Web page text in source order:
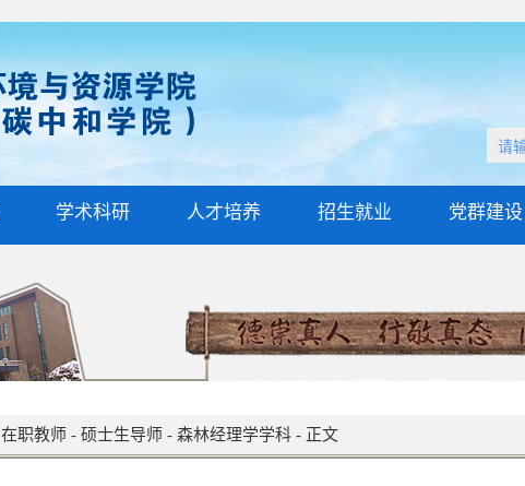
学术科研 人才培养 招生就业 党群建设
在职教师 - 硕士生导师 - 森林经理学学科- 正文